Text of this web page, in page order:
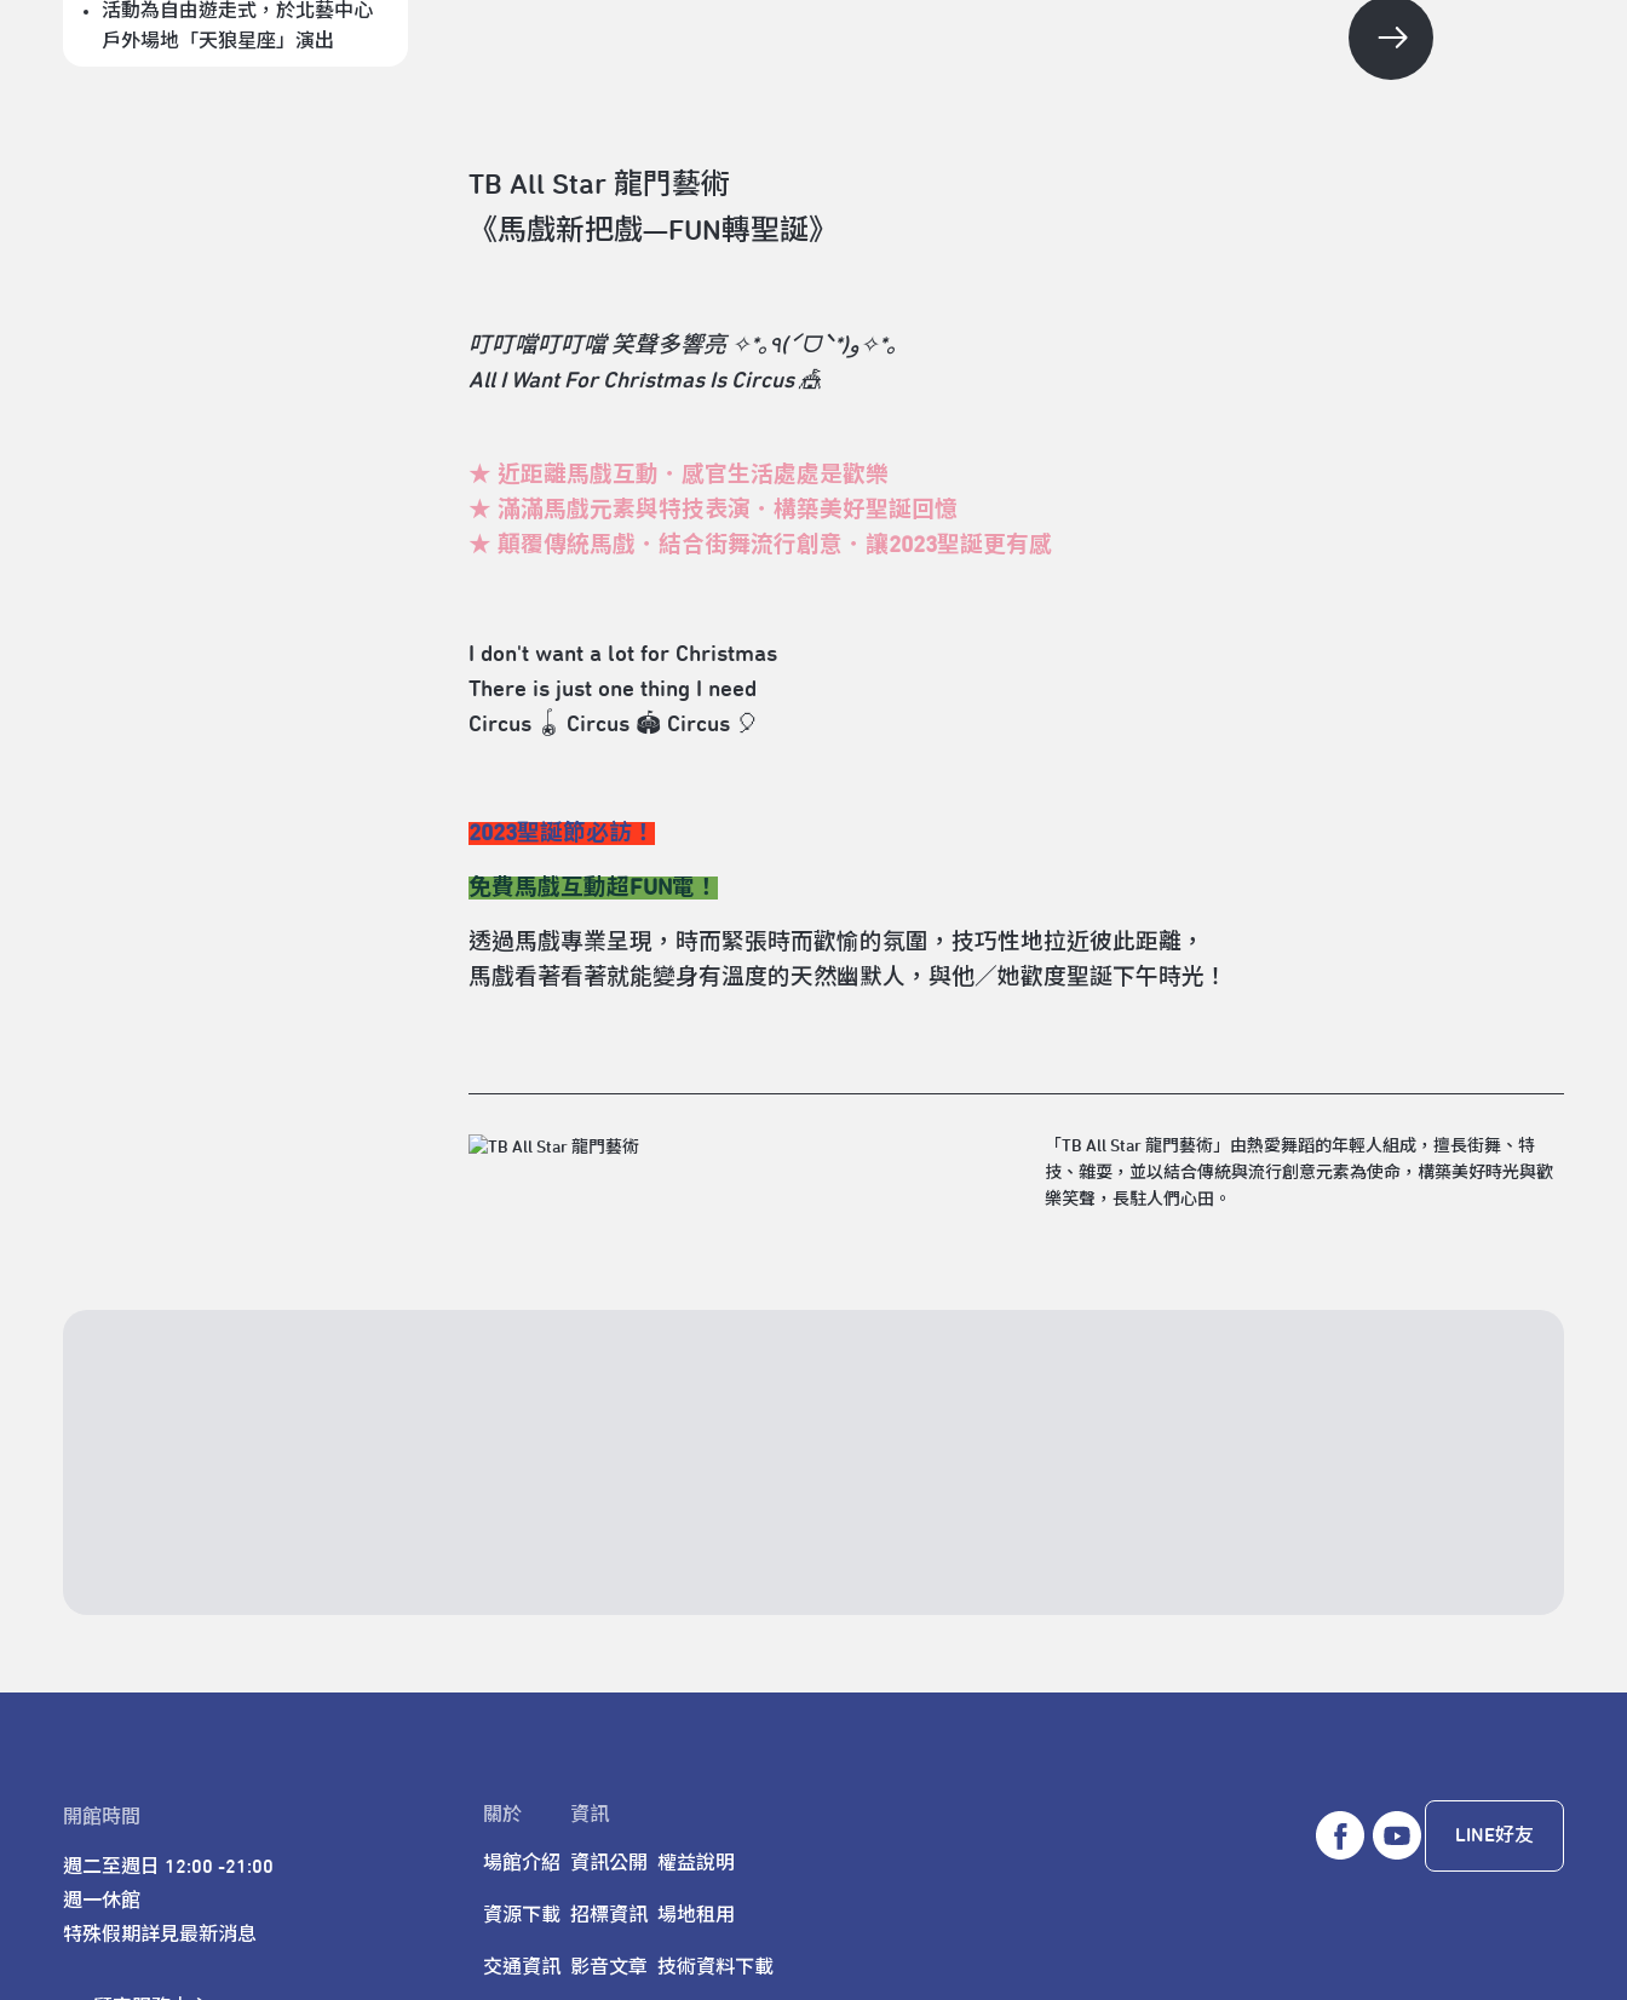
活動為自由遊走式，於北藝中心
戶外場地「天狼星座」演出
TB All Star 龍門藝術
《馬戲新把戲—FUN轉聖誕》
叮叮噹叮叮噹 笑聲多響亮 ✧*｡٩(ˊᗜˋ*)و✧*｡
All I Want For Christmas Is Circus 🎪
★ 近距離馬戲互動．感官生活處處是歡樂
★ 滿滿馬戲元素與特技表演．構築美好聖誕回憶
★ 顛覆傳統馬戲．結合街舞流行創意．讓2023聖誕更有感
I don't want a lot for Christmas
There is just one thing I need
Circus 🪀 Circus 🏟 Circus 🎈
2023聖誕節必訪！
免費馬戲互動超FUN電！
透過馬戲專業呈現，時而緊張時而歡愉的氛圍，技巧性地拉近彼此距離，
馬戲看著看著就能變身有溫度的天然幽默人，與他／她歡度聖誕下午時光！
「TB All Star 龍門藝術」由熱愛舞蹈的年輕人組成，擅長街舞、特
技、雜耍，並以結合傳統與流行創意元素為使命，構築美好時光與歡
樂笑聲，長駐人們心田。
開館時間
週二至週日 12:00 -21:00
週一休館
特殊假期詳見最新消息
關於
場館介紹
資源下載
交通資訊
資訊
資訊公開
招標資訊
影音文章
權益說明
場地租用
技術資料下載
LINE好友